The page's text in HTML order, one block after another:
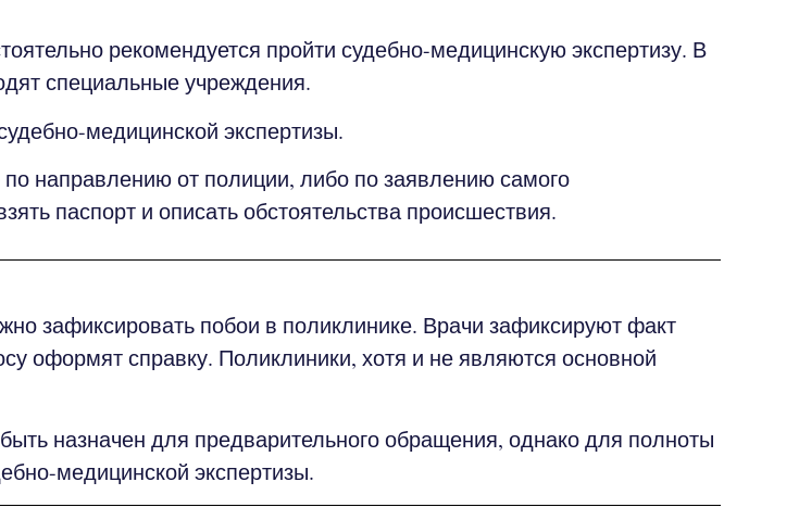
рекомендуется пройти судебно-медицинскую экспертизу. В
специальные учреждения.
медицинской экспертизы.
направлению от полиции, либо по заявлению самого
паспорт и описать обстоятельства происшествия.
зафиксировать побои в поликлинике. Врачи зафиксируют факт
оформят справку. Поликлиники, хотя и не являются основной
назначен для предварительного обращения, однако для полноты
медицинской экспертизы.